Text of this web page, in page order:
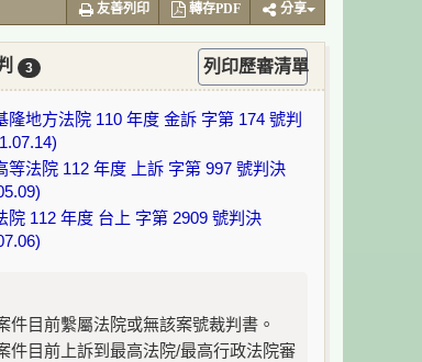
友善列印 轉存PDF 分享
3 列印歷審清單
隆地方法院 110 年度 金訴 字第 174 號判
等法院 112 年度 上訴 字第 997 號判決
院 112 年度 台上 字第 2909 號判決
件目前繫屬法院或無該案號裁判書。
件目前上訴到最高法院/最高行政法院審